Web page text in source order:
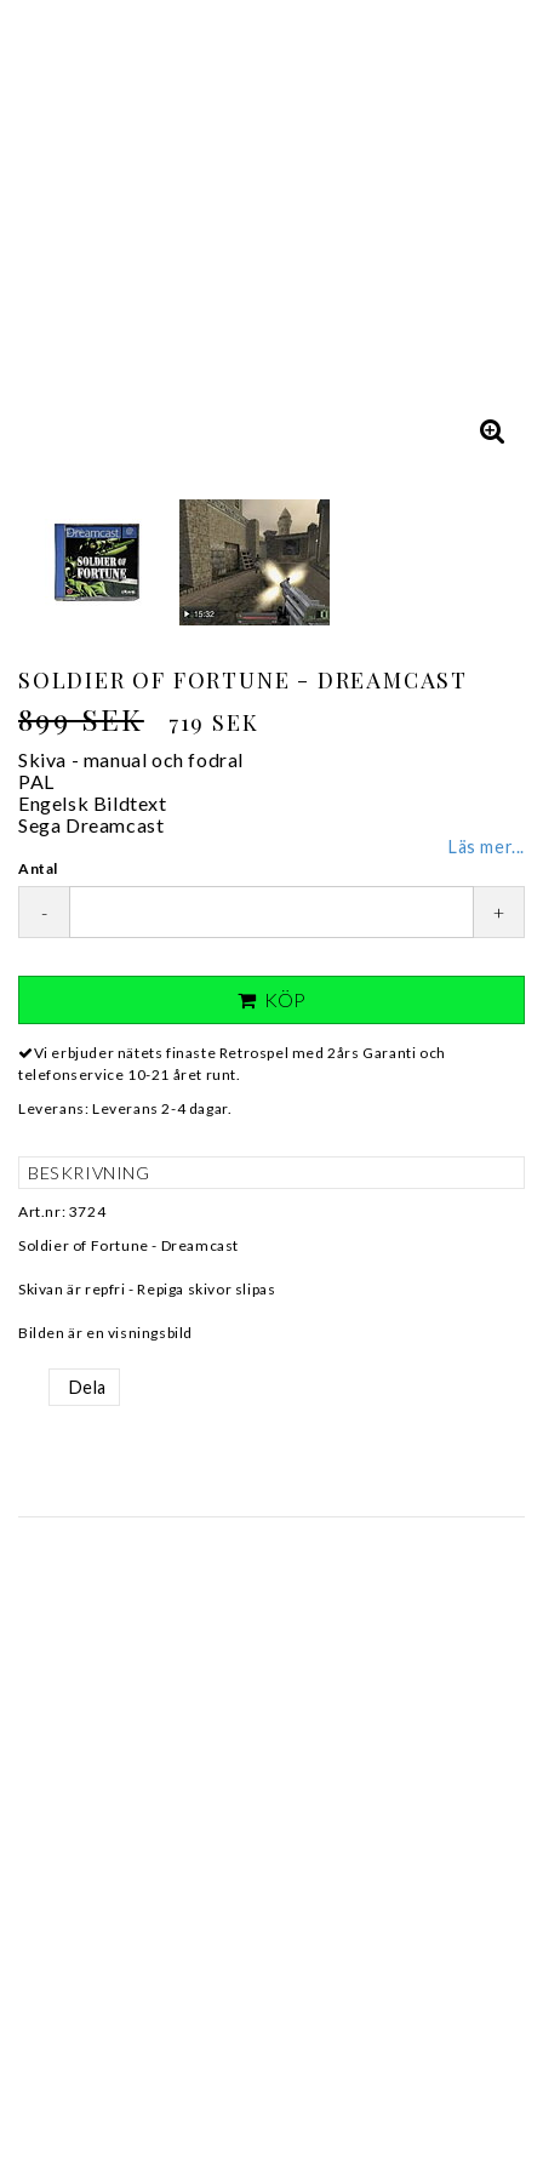
SOLDIER OF FORTUNE - DREAMCAST
899 SEK 719 SEK
Skiva - manual och fodral
PAL
Engelsk Bildtext
Sega Dreamcast
Läs mer...
Antal
- +
KÖP
Vi erbjuder nätets finaste Retrospel med 2års Garanti och
telefonservice 10-21 året runt.
Leverans: Leverans 2-4 dagar.
BESKRIVNING
Art.nr: 3724
Soldier of Fortune - Dreamcast
Skivan är repfri - Repiga skivor slipas
Bilden är en visningsbild
Dela